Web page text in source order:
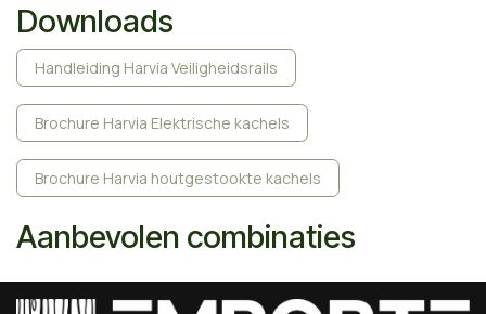
Downloads
Handleiding Harvia Veiligheidsrails
Brochure Harvia Elektrische kachels
Brochure Harvia houtgestookte kachels
Aanbevolen combinaties